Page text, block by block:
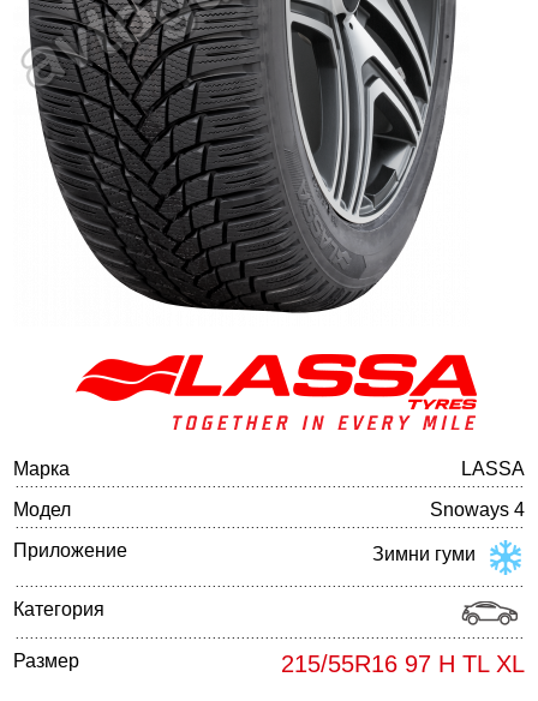
Баланс на автомобилните гуми
Марка
LASSA
Модел
Snoways 4
Приложение
Зимни гуми
Категория
Размер 215/55R16 97 H TL XL